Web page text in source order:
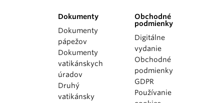
Dokumenty
Dokumenty
pápežov
Dokumenty
vatikánskych
úradov
Druhý
vatikánsky
Obchodné
podmienky
Digitálne
vydanie
Obchodné
podmienky
GDPR
Používanie